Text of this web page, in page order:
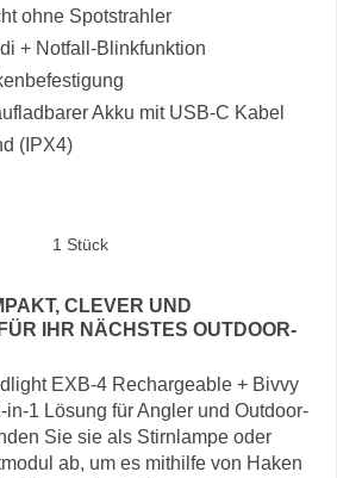
ohne Spotstrahler
+ Notfall-Blinkfunktion
Akku mit USB-C Kabel
(IPX4)
1 Stück
CLEVER UND
IHR NÄCHSTES OUTDOOR-
EXB-4 Rechargeable + Bivvy
in-1 Lösung für Angler und Outdoor-
Sie sie als Stirnlampe oder
ab, um es mithilfe von Haken